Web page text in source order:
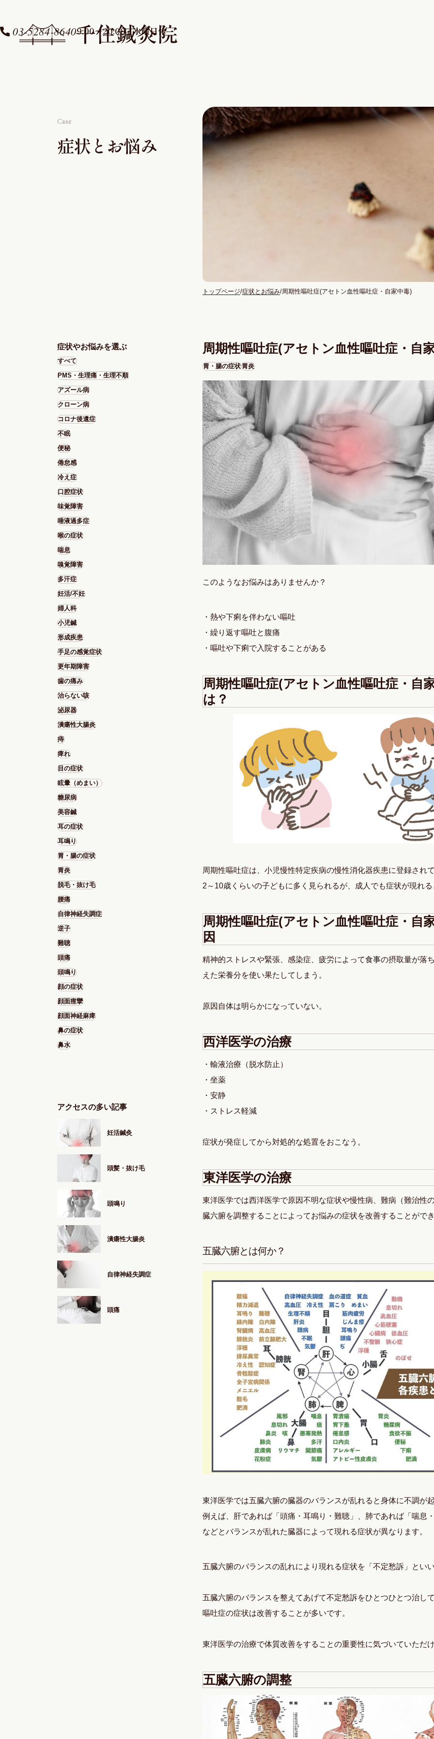
03-5284-86409:00〜20:00 / 水曜日休
Case
症状とお悩み
トップページ 症状とお悩み 周期性嘔吐症(アセトン血性嘔吐症・自家中毒)
症状やお悩みを選ぶ
すべて
PMS・生理痛・生理不順
アズール病
クローン病
コロナ後遺症
不眠
便秘
倦怠感
冷え症
口腔症状
味覚障害
唾液過多症
喉の症状
喘息
嗅覚障害
多汗症
妊活/不妊
婦人科
小児鍼
形成疾患
手足の感覚症状
更年期障害
歯の痛み
治らない咳
泌尿器
潰瘍性大腸炎
痔
痺れ
目の症状
眩暈（めまい）
糖尿病
美容鍼
耳の症状
耳鳴り
胃・腸の症状
胃炎
脱毛・抜け毛
腰痛
自律神経失調症
逆子
難聴
頭痛
頭鳴り
顔の症状
顔面痙攣
顔面神経麻痺
鼻の症状
鼻水
アクセスの多い記事
妊活鍼灸
頭髪・抜け毛
頭鳴り
潰瘍性大腸炎
自律神経失調症
頭痛
周期性嘔吐症(アセトン血性嘔吐症・自
胃・腸の症状胃炎
このようなお悩みはありませんか？
・熱や下痢を伴わない嘔吐
・繰り返す嘔吐と腹痛
・嘔吐や下痢で入院することがある
周期性嘔吐症(アセトン血性嘔吐症・自
は？
周期性嘔吐症は、小児慢性特定疾病の慢性消化器疾患に登録され
2～10歳くらいの子どもに多く見られるが、成人でも症状が現れ
周期性嘔吐症(アセトン血性嘔吐症・自
因
精神的ストレスや緊張、感染症、疲労によって食事の摂取量が落
えた栄養分を使い果たしてしまう。
原因自体は明らかになっていない。
西洋医学の治療
・輸液治療（脱水防止）
・坐薬
・安静
・ストレス軽減
症状が発症してから対処的な処置をおこなう。
東洋医学の治療
東洋医学では西洋医学で原因不明な症状や慢性病、難病（難治性
臓六腑を調整することによってお悩みの症状を改善することがで
五臓六腑とは何か？
東洋医学では五臓六腑の臓器のバランスが乱れると身体に不調が
例えば、肝であれば「頭痛・耳鳴り・難聴」、肺であれば「喘息
などとバランスが乱れた臓器によって現れる症状が異なります。
五臓六腑のバランスの乱れにより現れる症状を「不定愁訴」とい
五臓六腑のバランスを整えてあげて不定愁訴をひとつひとつ治し
嘔吐症の症状は改善することが多いです。
東洋医学の治療で体質改善をすることの重要性に気づいていただ
五臓六腑の調整